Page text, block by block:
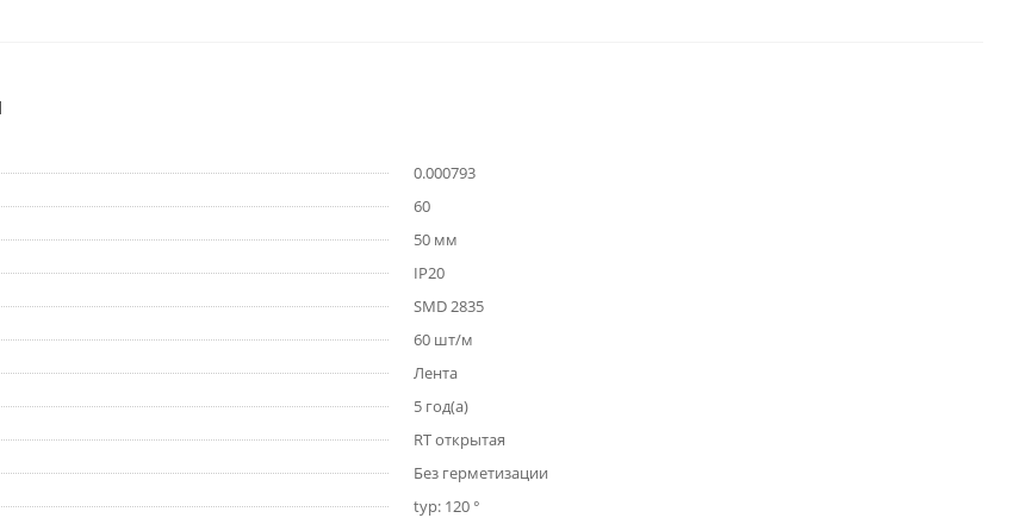
0.000793
60
50 мм
IP20
SMD 2835
60 шт/м
Лента
5 год(а)
RT открытая
Без герметизации
typ: 120 °